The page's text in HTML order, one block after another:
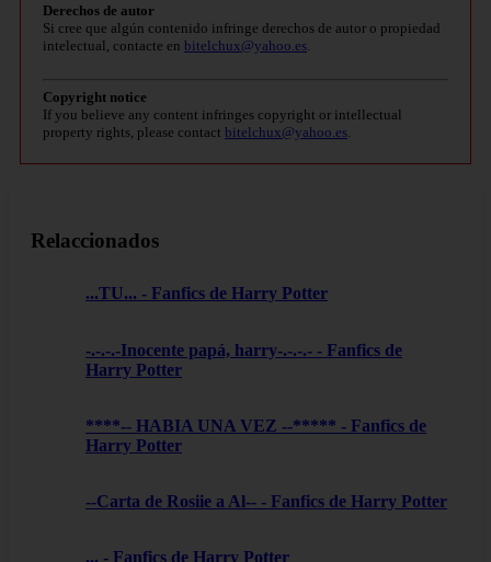
Derechos de autor
Si cree que algún contenido infringe derechos de autor o propiedad
intelectual, contacte en bitelchux@yahoo.es
Copyright notice
If you believe any content infringes copyright or intellectual
property rights, please contact bitelchux@yahoo.es
Relaccionados
...TU... - Fanfics de Harry Potter
-.-.-.-Inocente papá, harry-.-.-.- - Fanfics de
Harry Potter
****-- HABIA UNA VEZ --***** - Fanfics de
Harry Potter
--Carta de Rosiie a Al-- - Fanfics de Harry Potter
... - Fanfics de Harry Potter